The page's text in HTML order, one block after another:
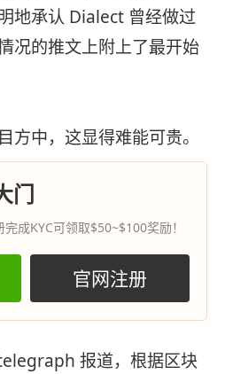
地承认 Dialect 曾经做过
况的推文上附上了最开始
方中，这显得难能可贵。
门
成KYC可领取$50~$100奖励！
官网注册
报道，根据区块